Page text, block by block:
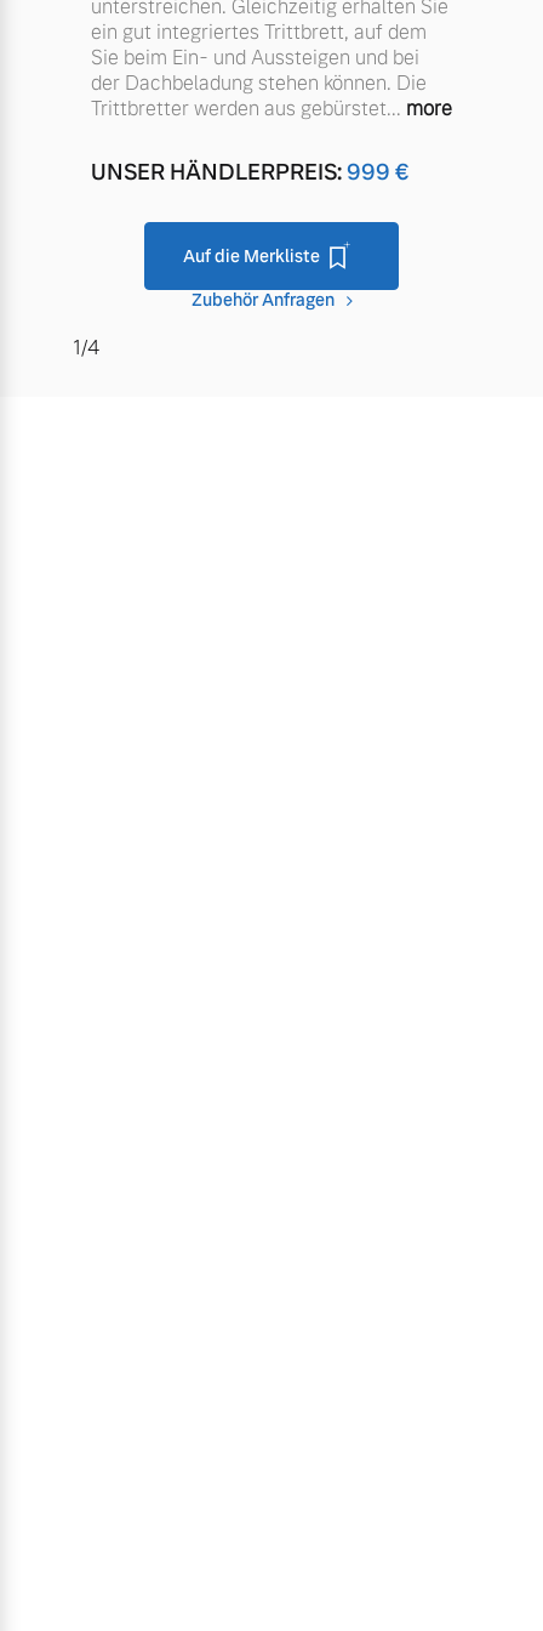
Fahrzeug konfigurieren
Sofort verfügbare Fahrzeuge
Volvo Selekt
Die Neuwagenalternative
Bitte sprechen Sie uns
direkt an.
Mehr erfahren
Entdecken Sie unsere
saisonalen Angebote.
unterstreichen. Gleichzeitig erhalten Sie
ein gut integriertes Trittbrett, auf dem
Sie beim Ein- und Aussteigen und bei
der Dachbeladung stehen können. Die
Trittbretter werden aus gebürstet... more
UNSER HÄNDLERPREIS:999 €
Auf die Merkliste
Zubehör Anfragen
1/4